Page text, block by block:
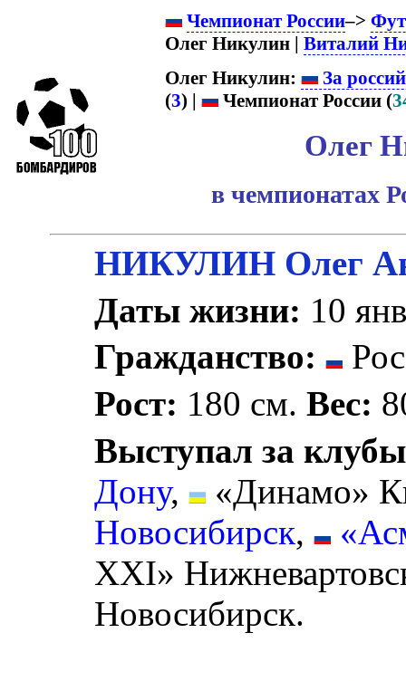
Чемпионат России–>
Олег Никулин | Виталий
Олег Никулин:
За
(3) | Чемпионат России (
Олег
в чемпионатах
НИКУЛИН Олег
Даты жизни: 10
Гражданство:
Рост: 180 см.Вес:
Выступал за
Дону,
«Динамо»
Новосибирск,
XXI»
Новосибирск.